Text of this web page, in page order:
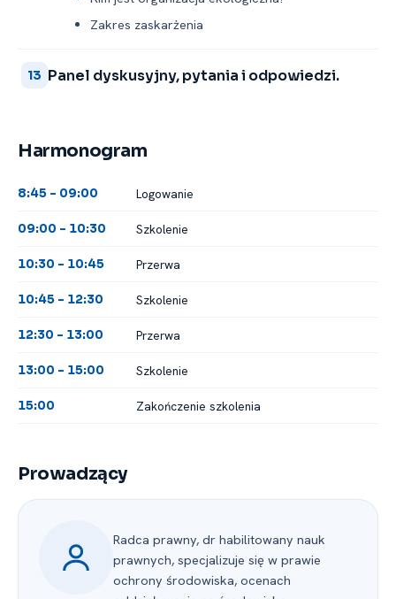
Zakres zaskarżenia
13 Panel dyskusyjny, pytania i odpowiedzi.
Harmonogram
8:45 -⁠ 09:00 Logowanie
09:00 -⁠ 10:30 Szkolenie
10:30 -⁠ 10:45 Przerwa
10:45 -⁠ 12:30 Szkolenie
12:30 -⁠ 13:00 Przerwa
13:00 -⁠ 15:00 Szkolenie
15:00 Zakończenie szkolenia
Prowadzący
Radca prawny, dr habilitowany nauk
prawnych, specjalizuje się w prawie
ochrony środowiska, ocenach